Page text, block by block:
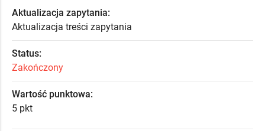
Aktualizacja zapytania:
Aktualizacja treści zapytania
Status:
Zakończony
Wartość punktowa:
5 pkt